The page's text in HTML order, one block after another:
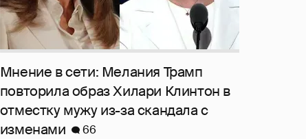
Мнение в сети: Мелания Трамп
повторила образ Хилари Клинтон в
отместку мужу из-за скандала с
изменами
66